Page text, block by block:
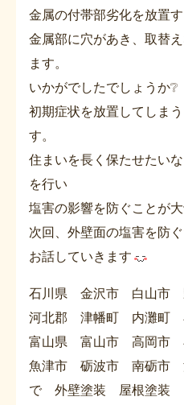
金属の付帯部劣化を放置す
金属部に穴があき、取替
ます。
いかがでしたでしょうか❔
初期症状を放置してしま
す。
住まいを長く保たせたい
を行い
塩害の影響を防ぐことが大
次回、外壁面の塩害を防
お話していきます
石川県 金沢市 白山市
河北郡 津幡町 内灘町
富山県 富山市 高岡市
魚津市 砺波市 南砺市
で 外壁塗装 屋根塗装